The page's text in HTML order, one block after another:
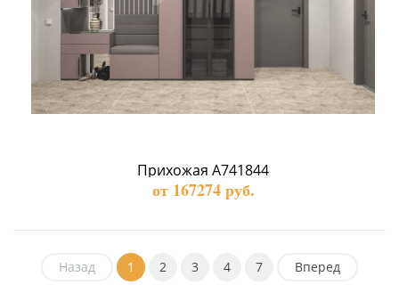
Прихожая А741844
от 167274 руб.
Назад 1 2 3 4 7 Вперед